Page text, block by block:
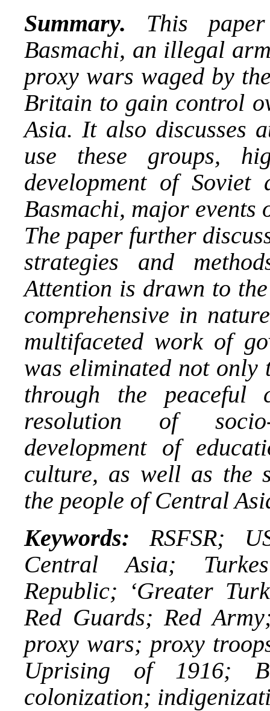
Summary. This
Basmachi, an illegal
proxy wars waged by
Britain to gain control
Asia. It also discusses
use these groups,
development of
Basmachi, major events
The paper further
strategies and
Attention is drawn to
comprehensive in
multifaceted work of
was eliminated not
through the
resolution of
development of
culture, as well as the
the people of Central
Keywords: RSFSR;
Central Asia;
Republic; ‘Greater
Red Guards; Red
proxy wars; proxy
Uprising of 1916;
colonization;